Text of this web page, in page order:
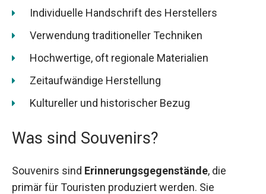
Individuelle Handschrift des Herstellers
Verwendung traditioneller Techniken
Hochwertige, oft regionale Materialien
Zeitaufwändige Herstellung
Kultureller und historischer Bezug
Was sind Souvenirs?
Souvenirs sind Erinnerungsgegenstände, die
primär für Touristen produziert werden. Sie